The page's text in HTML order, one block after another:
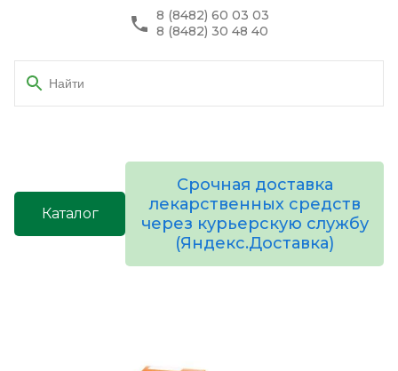
8 (8482) 60 03 03
8 (8482) 30 48 40
Каталог
Срочная доставка
лекарственных средств
через курьерскую службу
(Яндекс.Доставка)